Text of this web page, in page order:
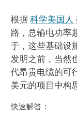
根据科学美国人
路，总输电功率
于，这些基础设
发明之前，当然
代昂贵电缆的可
美元的项目中构
快速解答：